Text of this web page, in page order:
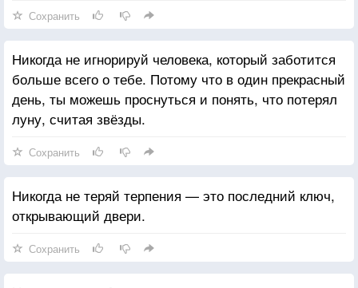
Сохранить
Никогда не игнорируй человека, который заботится
больше всего о тебе. Потому что в один прекрасный
день, ты можешь проснуться и понять, что потерял
луну, считая звёзды.
Сохранить
Никогда не теряй терпения — это последний ключ,
открывающий двери.
Сохранить